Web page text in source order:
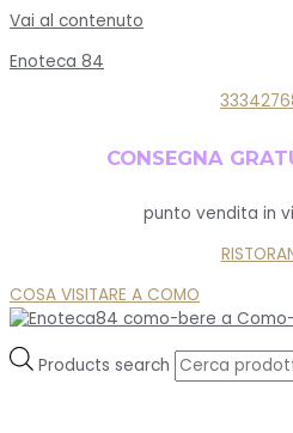
Vai al contenuto
Enoteca 84
CONSEGNA
punto vendita in
COSA VISITARE A COMO
Products search